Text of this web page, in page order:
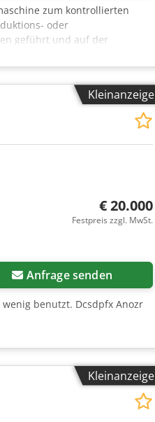
zum kontrollierten
oder
geführt und auf der
Geschwindigkeit. Die
Dodpfx Aszr I
Kleinanzeige
€ 20.000
Festpreis zzgl. MwSt.
Anfrage senden
benutzt. Dcsdpfx Anozr
Kleinanzeige